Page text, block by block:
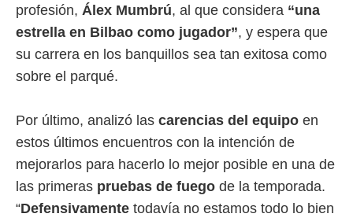
de
o acceder
datos
perfiles
profesión, Álex Mumbrú, al que considera “una
estrella en Bilbao como jugador”, y espera que
su carrera en los banquillos sea tan exitosa como
sobre el parqué.
Por último, analizó las carencias del equipo en
estos últimos encuentros con la intención de
mejorarlos para hacerlo lo mejor posible en una de
las primeras pruebas de fuego de la temporada.
“Defensivamente todavía no estamos todo lo bien